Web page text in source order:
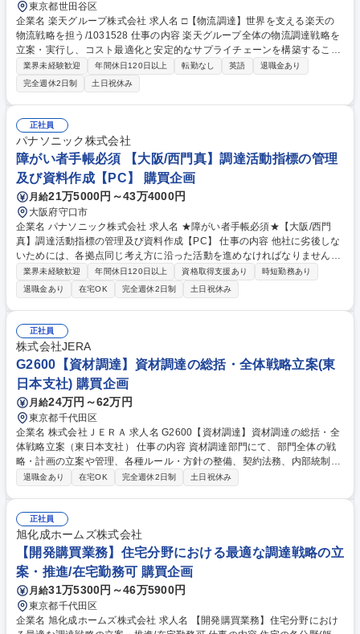
東京都世田谷区
企業名 楽天グループ株式会社 求人名 □【物流調達】世界を支える楽天の
物流戦略を担う/1031528 仕事の内容 楽天グループ全体の物流調達戦略を
立案・実行し、コスト最適化と安定的なサプライチェーンを構築すること
がミッションです。具体的には、 ■最適な調達戦略（ソーシング・コスト
削減等）の策定および実行 ■市場動向、コスト構造、サプライヤー動向の
詳細な調査・分析 ■価格査定、ベンチマーク分析を用いた妥当性評価と条
件交渉 ■購買実績データの分析に基づくコスト最適化施策の推進 ■各種契
約書のレビュー、交渉、締結、およびリスク管理業務 ■RFP（提案依頼
書）・RFQ（見積依頼書）の作成・評価 各事業部門と密に連携しなが
ら、会社の競争力に直結する戦略的な意思決定に深く携わります。 募集職
種 □【物流調達】世界を支える楽天の物流戦略を担う/1031528
業界未経験歓迎 年間休日120日以上 転勤なし 英語
退職金あり
完全週休2日制
土日祝休み
正社員
パナソニック株式会社
障がい者手帳必須 【大阪/西門真】調達活動指標の管理
及び資料作成【PC】 購買企画
月給21万5000円～43万4000円
大阪府守口市
企業名 パナソニック株式会社 求人名 ★障がい者手帳必須★【大阪/西門
真】調達活動指標の管理及び資料作成【PC】 仕事の内容 他社に劣後しな
いためには、各拠点同じ考え方に沿った活動を進めなければなりません
が、KPIを始めとした指標やデータを管理分析することにより、いち早く
課題を掴み、解決していくことが求められています。 【具体的な仕事内
容】各種システムからデータを抽出。あるいは国内外から送付されてくる
報告データを結合、まずは定型フォームにとりまとめを行って頂く事から
始め、さらには創意工夫を凝らし、より良い姿を目指し、ともに変革を進
めていきたいと思います。 そのためには、国内外の社内調達メンバー、社
外サプライヤーの人たちとのコミュニケーションも必要になります。 募集
職種 ★障がい者手帳必須★【大阪/西門真】調達活動指標の管理及び資料
作成【PC】
業界未経験歓迎 年間休日120日以上 資格取得支援あり
時短勤務あり
退職金あり
在宅OK 完全週休2日制 土日祝休み
正社員
株式会社JERA
G2600【資材調達】資材調達の総括・全体戦略立案(東
日本支社) 購買企画
月給24万円～62万円
東京都千代田区
企業名 株式会社ＪＥＲＡ 求人名 G2600【資材調達】資材調達の総括・全
体戦略立案（東日本支社） 仕事の内容 資材調達部門にて、部門全体の戦
略・計画の立案や管理、各種ルール・方針の整備、契約法務、内部統制の
推進、人財育成などをお任せします。仕組み構築を通じて発電所の安定運
ジェクトの推進 (2)各種業務基盤の整備：規程・マニュアル・契約書ひな
形の整備、適正取引やコンプライアンスの推進、資材調達における内部統
制対応、部門内の人財育成 ◆調達を支える仕組みを構築し、バックオフィ
ス機能として組織運営や会社利益の最大化を牽引する重要な役割です。 募
集職種 G2600【資材調達】資材調達の総括・全体戦略立案（東日本支
社）
退職金あり 在宅OK 完全週休2日制 土日祝休み
正社員
旭化成ホームズ株式会社
【開発購買業務】住宅分野における最適な調達戦略の立
案・推進/在宅勤務可 購買企画
月給31万5300円～46万5900円
東京都千代田区
企業名 旭化成ホームズ株式会社 求人名 【開発購買業務】住宅分野におけ